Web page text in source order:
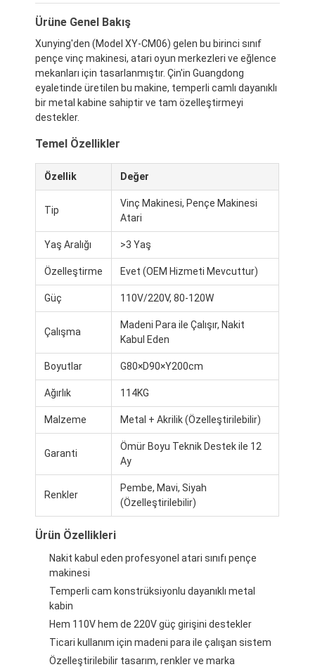
Evde
Ürün
Bizim Hakkımızda
Ürüne Genel Bakış
Xunying'den (Model XY-CM06) gelen bu birinci sınıf
pençe vinç makinesi, atari oyun merkezleri ve eğlence
mekanları için tasarlanmıştır. Çin'in Guangdong
eyaletinde üretilen bu makine, temperli camlı dayanıklı
bir metal kabine sahiptir ve tam özelleştirmeyi
destekler.
Temel Özellikler
Özellik Değer
Tip
Vinç Makinesi, Pençe Makinesi
Atari
Yaş Aralığı >3 Yaş
Özelleştirme Evet (OEM Hizmeti Mevcuttur)
Güç 110V/220V, 80-120W
Çalışma
Madeni Para ile Çalışır, Nakit
Kabul Eden
Boyutlar G80×D90×Y200cm
Ağırlık 114KG
Malzeme Metal + Akrilik (Özelleştirilebilir)
Garanti
Ömür Boyu Teknik Destek ile 12
Ay
Renkler
Pembe, Mavi, Siyah
(Özelleştirilebilir)
Ürün Özellikleri
Nakit kabul eden profesyonel atari sınıfı pençe
makinesi
Temperli cam konstrüksiyonlu dayanıklı metal
kabin
Hem 110V hem de 220V güç girişini destekler
Ticari kullanım için madeni para ile çalışan sistem
Özelleştirilebilir tasarım, renkler ve marka